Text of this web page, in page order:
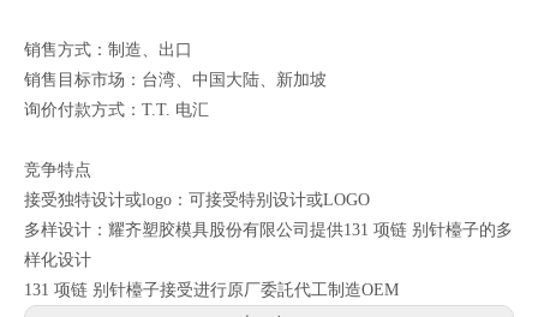
销售方式：制造、出口
销售目标市场：台湾、中国大陆、新加坡
询价付款方式：T.T. 电汇
竞争特点
接受独特设计或logo：可接受特别设计或LOGO
多样设计：耀齐塑胶模具股份有限公司提供131 项链 别针檯子的多
样化设计
131 项链 别针檯子接受进行原厂委託代工制造OEM